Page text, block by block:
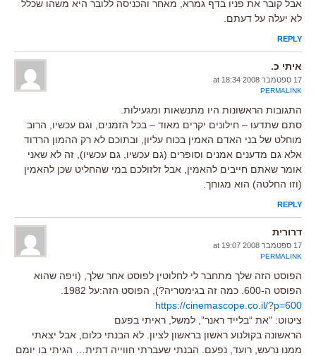
אבל קובר את פניו בדף גמרא, מאחר והכניסה ללובר היא משהו שכלל
לא יעלה על דעתם.
REPLY
איתי כ.
17 ספטמבר 2008 at 18:34
PERMALINK
התגובות הראשונות היו מתנשאות ומגעילות.
סתם שתדעו – חילונים יקרים מאוד – בכל הזמנים, וגם עכשיו, הרוב
מוחלט של בני האדם האמין בכוח עליון, ובתוכם לא רק ההמון הרדוד
אלא גם מדענים אמנים וסופרים (גם עכשיו, גם עכשיו), זה לא שאני
אומר שאתם חייבים להאמין, אבל זלזולכם במי שהחליט שכן להאמין
(וזו החלטה) הוא מגוחך.
REPLY
דרורית
17 ספטמבר 2008 at 19:07
PERMALINK
הפוסט הזה שלך מתחבר לי לחלוטין לפוסט אחר שלך, (ויפה שהוא
הפוסט ה-600. כמה זה בגימטריה?), הפוסט הזה:על 1982.
https://cinemascope.co.il/?p=600
ציטוט: "את “בלייד ראנר”, למשל, ראיתי בפעם
הראשונה בקולנוע ראשון בראשון לציון. לא הבנתי כלום, אבל יצאתי
ממנו נרעש, רועד, נפעם. הבנתי שעברתי חווייה דתית… הגיתי בו יומם